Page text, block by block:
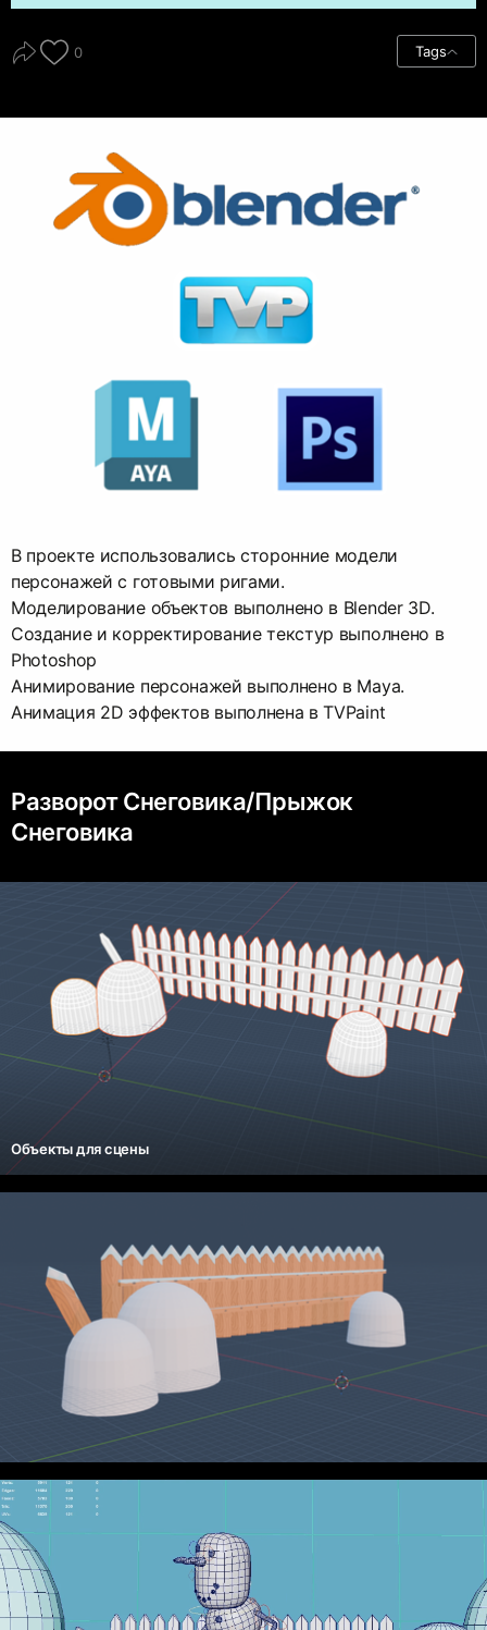
0 Tags
В проекте использовались сторонние модели
персонажей с готовыми ригами.
Моделирование объектов выполнено в Blender 3D.
Создание и корректирование текстур выполнено в
Photoshop
Анимирование персонажей выполнено в Maya.
Анимация 2D эффектов выполнена в TVPaint
Разворот Снеговика/Прыжок
Снеговика
Объекты для сцены